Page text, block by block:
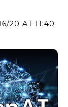
AT 11:40